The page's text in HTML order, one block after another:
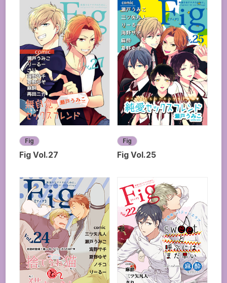
Fig
Fig Vol.27
Fig
Fig Vol.25